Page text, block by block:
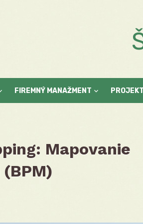
FIREMNÝ MANAŽMENT
Mapovanie